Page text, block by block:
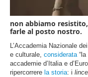
non abbiamo
farle al posto nostro.
L’Accademia Nazionale
e culturale, considerata“la
accademie d’Italia e
ripercorrere la storia: i